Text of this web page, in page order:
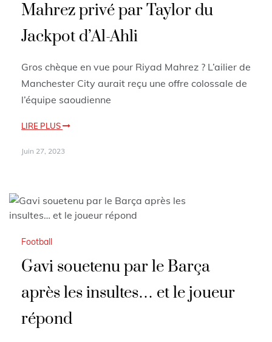
Mahrez privé par Taylor du
Jackpot d’Al-Ahli
Gros chèque en vue pour Riyad Mahrez ? L’ailier de
Manchester City aurait reçu une offre colossale de
l’équipe saoudienne
LIRE PLUS
Juin 27, 2023
Football
Gavi souetenu par le Barça
après les insultes… et le joueur
répond